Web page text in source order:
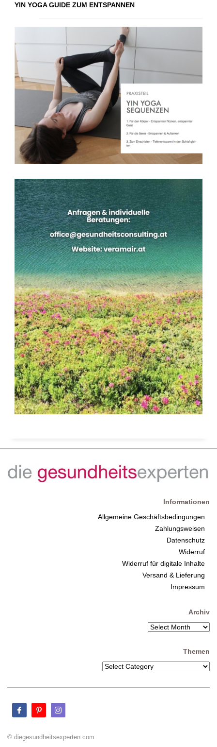
YIN YOGA GUIDE ZUM ENTSPANNEN
Informationen
Allgemeine Geschäftsbedingungen
Zahlungsweisen
Datenschutz
Widerruf
Widerruf für digitale Inhalte
Versand & Lieferung
Impressum
Archiv
Themen
© diegesundheitsexperten.com